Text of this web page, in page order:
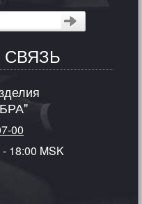
00
18:00 MSK